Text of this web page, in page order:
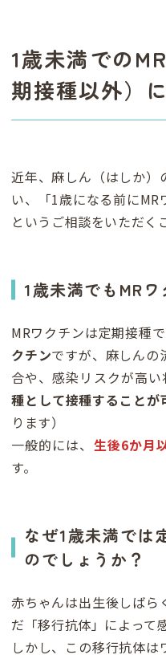
1歳未満での
期接種以外）
近年、麻しん（はしか）
い、「1歳になる前にMR
というご相談をいただく
1歳未満でもMR
MRワクチンは定期接種
クチンですが、麻しんの
合や、感染リスクが高い
種として接種することが
ります）
一般的には、 生後6か月
す。
なぜ1歳未満では
のでしょうか？
赤ちゃんは出生後しばら
だ「移行抗体」によって
しかし、この移行抗体